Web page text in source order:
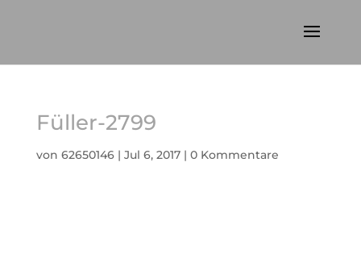
Füller-2799
von 62650146| Jul 6, 2017| 0 Kommentare